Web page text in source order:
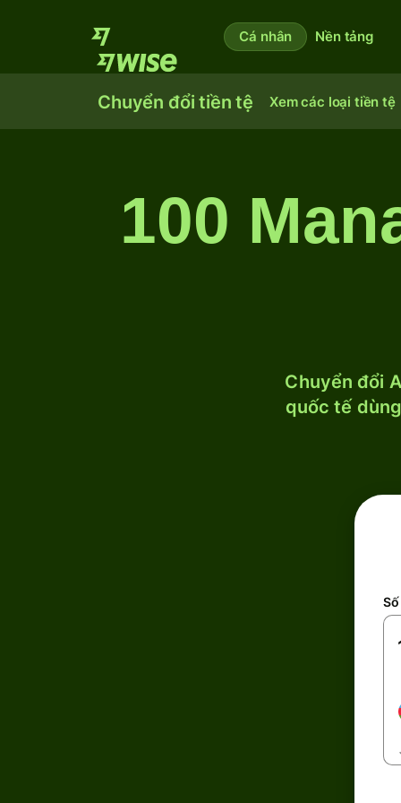
Cá nhân Nền tảng
Chuyển đổi tiền tệ Xem các loại tiền tệ
100
Chuyển đổi
quốc tế